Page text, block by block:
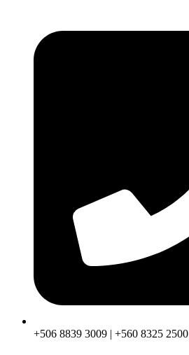
contenido
+506 8839 3009 | +560 8325 2500